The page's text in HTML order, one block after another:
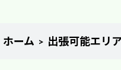
ホーム 出張可能エリ